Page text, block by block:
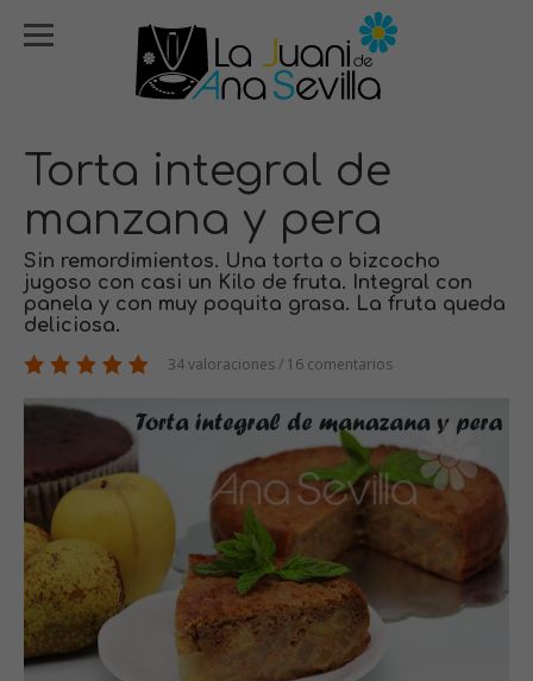
Torta integral de
manzana y pera
Sin remordimientos. Una torta o bizcocho
jugoso con casi un Kilo de fruta. Integral con
panela y con muy poquita grasa. La fruta queda
deliciosa.
34 valoraciones / 16 comentarios